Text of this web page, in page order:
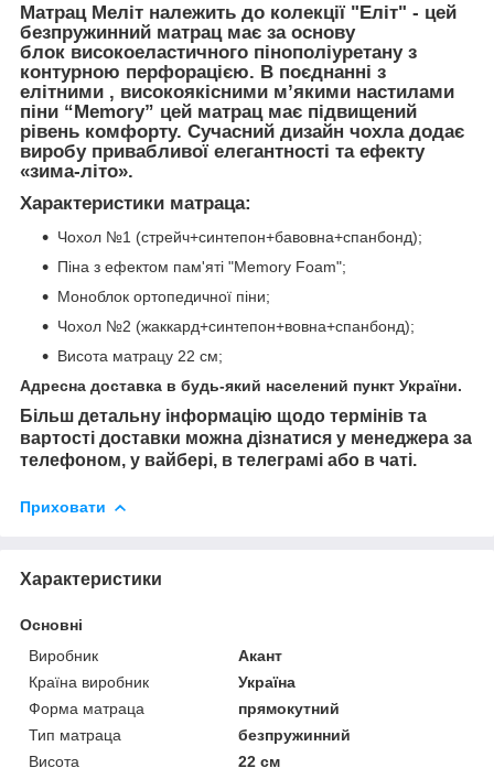
Матрац Меліт належить до колекції "Еліт" - цей
безпружинний матрац має за основу
блок високоеластичного пінополіуретану з
контурною перфорацією. В поєднанні з
елітними , високоякісними м’якими настилами
піни “Memory” цей матрац має підвищений
рівень комфорту. Сучасний дизайн чохла додає
виробу привабливої елегантності та ефекту
«зима-літо».
Характеристики матраца:
Чохол №1 (стрейч+синтепон+бавовна+спанбонд);
Піна з ефектом пам'яті "Memory Foam";
Моноблок ортопедичної піни;
Чохол №2 (жаккард+синтепон+вовна+спанбонд);
Висота матрацу 22 см;
Адресна доставка в будь-який населений пункт України.
Більш детальну інформацію щодо термінів та
вартості доставки можна дізнатися у менеджера за
телефоном, у вайбері, в телеграмі або в чаті.
Приховати
Характеристики
Основні
Виробник
Акант
Країна виробник
Україна
Форма матраца
прямокутний
Тип матраца
безпружинний
Висота
22 см